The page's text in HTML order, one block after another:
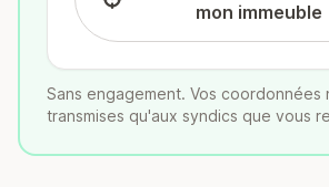
mon immeuble
Sans engagement. Vos coordonnées
transmises qu'aux syndics que vous